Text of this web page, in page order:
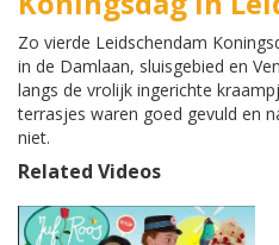
Zo vierde Leidschendam
in de Damlaan, sluisgebied en
langs de vrolijk ingerichte
terrasjes waren goed gevuld en
niet.
Related Videos